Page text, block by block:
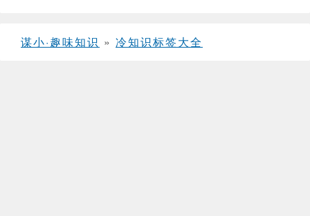
谋小·趣味知识 » 冷知识标签大全